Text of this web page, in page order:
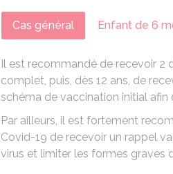
Cas général Enfant de 6
Il est recommandé de recevoir 2
complet, puis, dès 12 ans, de
schéma de vaccination initial
Par ailleurs, il est fortement
Covid-19 de recevoir un rappel
virus et limiter les formes graves